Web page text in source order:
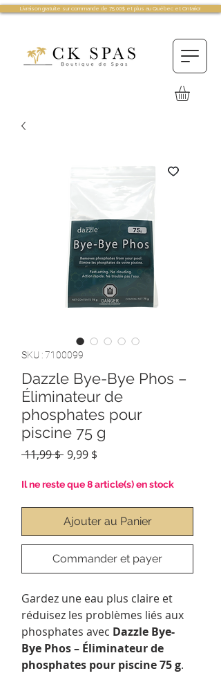
Livraison gratuite sur commande de 75.00$ et plus au Québec et Ontario!
SKU : 7100099
Dazzle Bye-Bye Phos –
Éliminateur de
phosphates pour
piscine 75 g
11,99 $ Prix
9,99 $
Il ne reste que 8 article(s) en stock
Ajouter au Panier
Commander et payer
Gardez une eau plus claire et
réduisez les problèmes liés aux
phosphates avec Dazzle Bye-
Bye Phos – Éliminateur de
phosphates pour piscine 75 g.